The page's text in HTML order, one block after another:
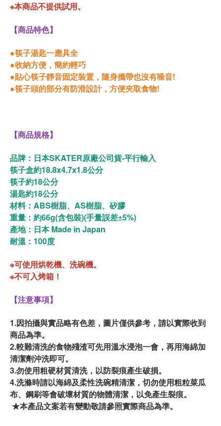
※本商品不提供試用。
【商品特色】
●筷子湯匙一應具全
●收納方便，簡約輕巧
●貼心筷子靜音固定裝置，隨身攜帶也沒有噪音!
●筷子頭的部分有防滑設計，方便夾取食物!
【商品規格】
品牌：日本SKATER原廠公司貨-平行輸入
筷子盒約18.8x4.7x1.8公分
筷子約18公分
湯匙約18公分
材料：ABS樹脂、AS樹脂、矽膠
重量：約66g(含包裝)(手量誤差±5%)
產地：日本 Made in Japan
耐溫：100度
※可使用烘乾機、洗碗機。
※不可入烤箱！
【注意事項】
1.因拍攝與實品略有色差，圖片僅供參考，請以實際收到
商品為準。
2.較難清洗的食物殘渣可先用溫水浸泡一會，再用海綿加
清潔劑沖洗即可。
3.勿使用粗硬材質清洗，以防裂痕產生破損。
4.洗滌時請以海綿及柔性洗碗精清潔，切勿使用粗粒菜瓜
布、鋼刷等會破壞材質的物體清潔，以免產生裂痕。
★本產品文案若有變動敬請參照實際商品為準。